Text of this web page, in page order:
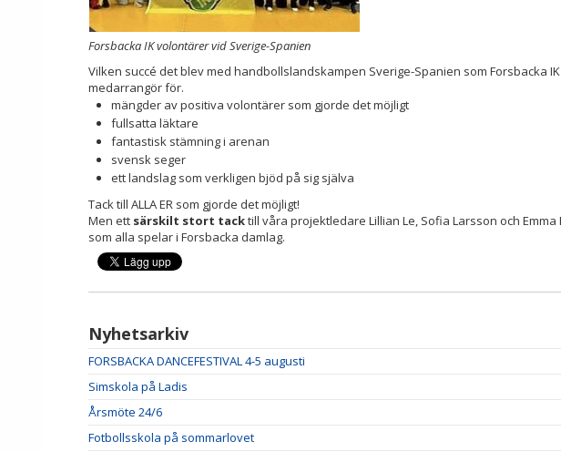
Forsbacka IK volontärer vid Sverige-Spanien
Vilken succé det blev med handbollslandskampen Sverige-Spanien som Forsbacka
medarrangör för.
mängder av positiva volontärer som gjorde det möjligt
fullsatta läktare
fantastisk stämning i arenan
svensk seger
ett landslag som verkligen bjöd på sig själva
Tack till ALLA ER som gjorde det möjligt!
Men ett särskilt stort tacktill våra projektledare Lillian Le, Sofia Larsson och Emma
som alla spelar i Forsbacka damlag.
Nyhetsarkiv
FORSBACKA DANCEFESTIVAL 4-5 augusti
Simskola på Ladis
Årsmöte 24/6
Fotbollsskola på sommarlovet